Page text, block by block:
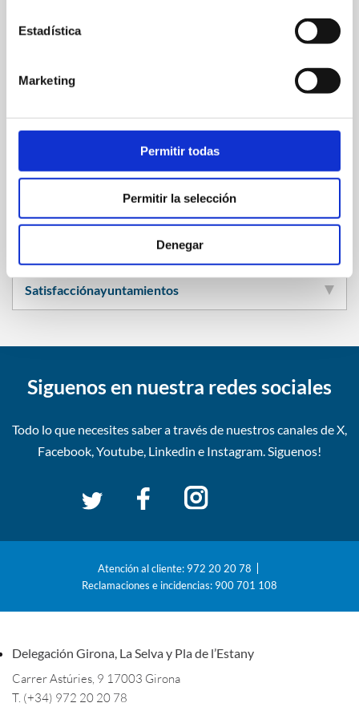
Estadística
Marketing
Permitir todas
Permitir la selección
Denegar
servicio averias
Satisfacciónayuntamientos
Siguenos en nuestra redes sociales
Todo lo que necesites saber a través de nuestros canales deX,
Facebook, Youtube, Linkedin e Instagram. Siguenos!
Atención al cliente: 972 20 20 78
Reclamaciones e incidencias: 900 701 108
Delegación Girona, La Selva y Pla de l’Estany
Carrer Astúries, 9 17003 Girona
T. (+34) 972 20 20 78